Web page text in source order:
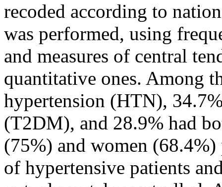
recoded according to
was performed, using
and measures of central
quantitative ones. Among
hypertension (HTN),
(T2DM), and 28.9% had
(75%) and women
of hypertensive patients